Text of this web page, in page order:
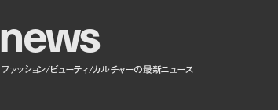
news
ファッション/ビューティ/カルチャーの最新ニュース